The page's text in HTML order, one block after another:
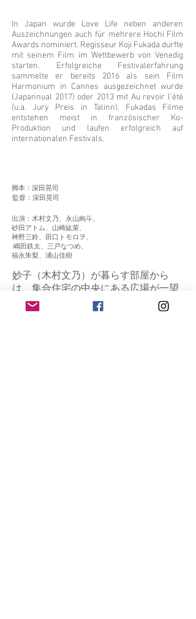
In Japan wurde Love Life neben anderen
Auszeichnungen auch für mehrere Hochi Film
Awards nominiert. Regisseur Koji Fukada durfte
mit seinem Film im Wettbewerb von Venedig
starten. Erfolgreiche Festivalerfahrung
sammelte er bereits 2016 als sein Film
Harmonium in Cannes ausgezeichnet wurde
(Japannual 2017) oder 2013 mit Au revoir l’été
(u.a. Jury Preis in Talinn). Fukadas Filme
entstehen meist in französischer Ko-
Produktion und laufen erfolgreich auf
internationalen Festivals.
脚本：深田晃司
監督：深田晃司
出演：木村文乃、永山絢斗、
砂田アトム、山崎紘菜、
神野三鈴、田口トモロヲ、
嶋田鉄太、三戸なつめ、
福永朱梨、浦山佳樹
妙子（木村文乃）が暮らす部屋から
は、集合住宅の中央にある広場が⼀望
できる。向かいの棟には、再婚した
夫・⼆郎（永山絢斗）の両親が住んで